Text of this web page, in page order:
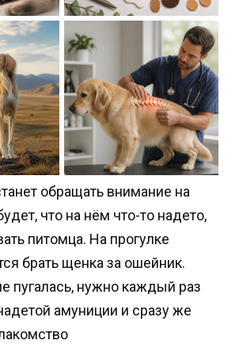
обращать внимание на
что на нём что-то надето,
питомца. На прогулке
брать щенка за ошейник.
пугалась, нужно каждый раз
амуниции и сразу же